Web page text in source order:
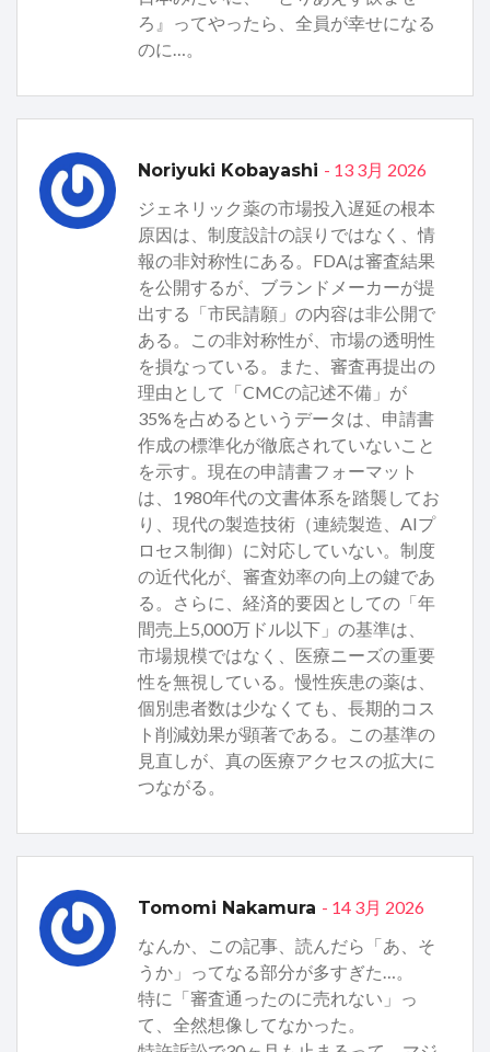
ろ』ってやったら、全員が幸せになる
のに…。
Noriyuki Kobayashi - 13 3月 2026
ジェネリック薬の市場投入遅延の根本
原因は、制度設計の誤りではなく、情
報の非対称性にある。FDAは審査結果
を公開するが、ブランドメーカーが提
出する「市民請願」の内容は非公開で
ある。この非対称性が、市場の透明性
を損なっている。また、審査再提出の
理由として「CMCの記述不備」が
35%を占めるというデータは、申請書
作成の標準化が徹底されていないこと
を示す。現在の申請書フォーマット
は、1980年代の文書体系を踏襲してお
り、現代の製造技術（連続製造、AIプ
ロセス制御）に対応していない。制度
の近代化が、審査効率の向上の鍵であ
る。さらに、経済的要因としての「年
間売上5,000万ドル以下」の基準は、
市場規模ではなく、医療ニーズの重要
性を無視している。慢性疾患の薬は、
個別患者数は少なくても、長期的コス
ト削減効果が顕著である。この基準の
見直しが、真の医療アクセスの拡大に
つながる。
Tomomi Nakamura - 14 3月 2026
なんか、この記事、読んだら「あ、そ
うか」ってなる部分が多すぎた…。
特に「審査通ったのに売れない」っ
て、全然想像してなかった。